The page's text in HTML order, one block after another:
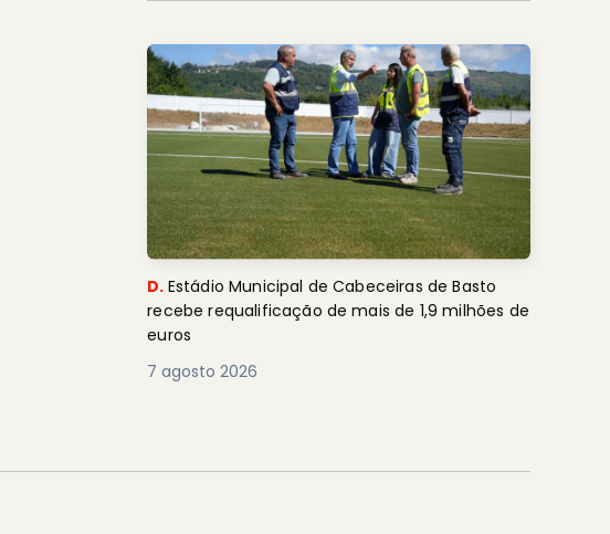
D. Estádio Municipal de Cabeceiras de Basto
recebe requalificação de mais de 1,9 milhões de
euros
7 agosto 2026